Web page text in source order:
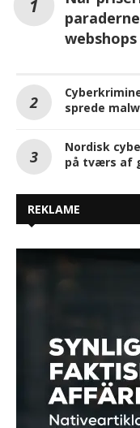
sprede
Nordisk
på tværs af
REKLAME